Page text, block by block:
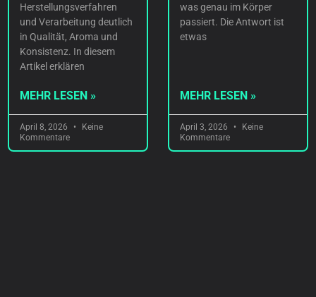
Herstellungsverfahren
und Verarbeitung deutlich
in Qualität, Aroma und
Konsistenz. In diesem
Artikel erklären
MEHR LESEN »
April 8, 2026
Keine
Kommentare
was genau im Körper
passiert. Die Antwort ist
etwas
MEHR LESEN »
April 3, 2026
Keine
Kommentare